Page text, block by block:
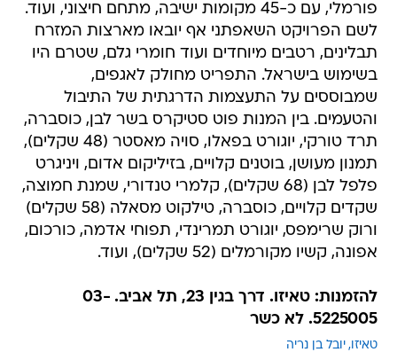
פורמלי, עם כ-45 מקומות ישיבה, מתחם חיצוני, ועוד.
לשם הפרויקט השאפתני אף יובאו מארצות המזרח
תבלינים, רטבים מיוחדים ועוד חומרי גלם, שטרם היו
בשימוש בישראל. התפריט מחולק לאגפים,
שמבוססים על התעצמות הדרגתית של התיבול
והטעמים. בין המנות פוט סטיקרס בשר לבן, כוסברה,
תרד טורקי, יוגורט בפאלו, סויה מאסטר (48 שקלים),
תמנון מעושן, בוטנים קלויים, בזיליקום אדום, ויניגרט
פלפל לבן (68 שקלים), קלמרי טנדורי, שמנת חמוצה,
שקדים קלויים, כוסברה, טילקוט מסאלה (58 שקלים)
ורוק שרימפס, יוגורט תמרינדי, תפוחי אדמה, כורכום,
אפונה, קשיו מקורמלים (52 שקלים), ועוד.
להזמנות: טאיזו. דרך בגין 23, תל אביב. 03-
5225005. לא כשר
טאיזו יובל בן נריה